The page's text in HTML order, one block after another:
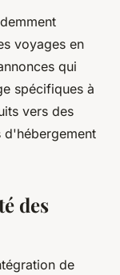
voyages en
qui
spécifiques à
vers des
d'hébergement
des
de